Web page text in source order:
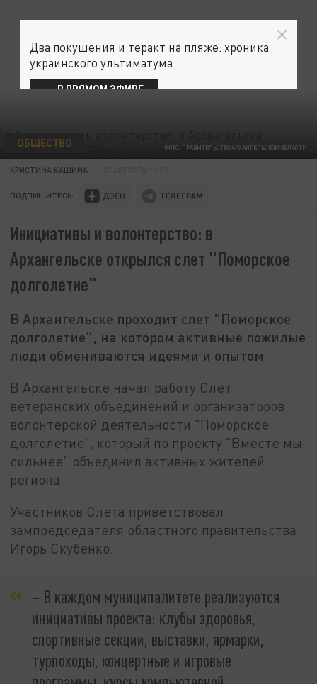
ФОТО: ПРАВИТЕЛЬСТВО АРХАНГЕЛЬСКОЙ ОБЛАСТИ
ОБЩЕСТВО
КРИСТИНА КАШИНА
ПОДПИШИТЕСЬ:
Инициативы и волонтерство: в
Архангельске открылся слет "Поморское
долголетие"
В Архангельске проходит слет "Поморское
долголетие", на котором активные пожилые
люди обмениваются идеями и опытом
В Архангельске начал работу Слет
ветеранских объединений и организаторов
волонтерской деятельности "Поморское
долголетие", который по проекту "Вместе мы
сильнее" объединил активных жителей
региона.
Участников Слета приветствовал
зампредседателя областного правительства
Игорь Скубенко.
– В каждом муниципалитете реализуются
инициативы проекта: клубы здоровья,
спортивные секции, выставки, ярмарки,
турпоходы, концертные и игровые
Два покушения и теракт на пляже: хроника
украинского ультиматума
В ПРЯМОМ ЭФИРЕ: